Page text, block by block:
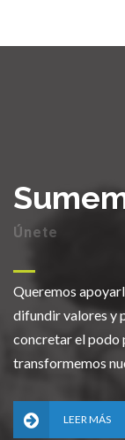
Únete
Queremos
difundir valores y
concretar el podo
transformemos
LEER MÁS